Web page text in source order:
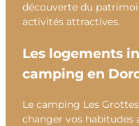
découverte du
activités attractives.
Les logements
camping en
Le camping Les
changer vos habitudes